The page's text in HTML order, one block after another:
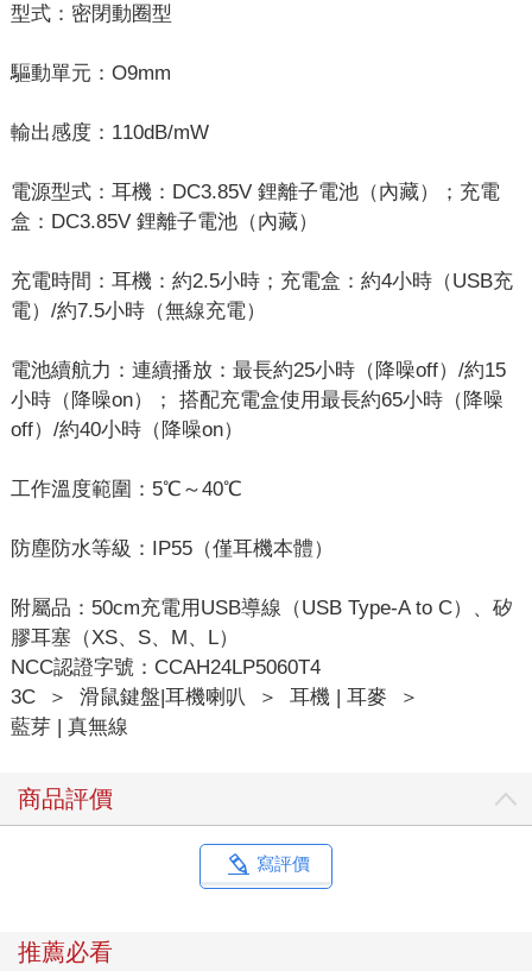
型式：密閉動圈型
驅動單元：O9mm
輸出感度：110dB/mW
電源型式：耳機：DC3.85V 鋰離子電池（內藏）；充電
盒：DC3.85V 鋰離子電池（內藏）
充電時間：耳機：約2.5小時；充電盒：約4小時（USB充
電）/約7.5小時（無線充電）
電池續航力：連續播放：最長約25小時（降噪off）/約15
小時（降噪on）； 搭配充電盒使用最長約65小時（降噪
off）/約40小時（降噪on）
工作溫度範圍：5℃～40℃
防塵防水等級：IP55（僅耳機本體）
附屬品：50cm充電用USB導線（USB Type-A to C）、矽
膠耳塞（XS、S、M、L）
NCC認證字號：CCAH24LP5060T4
3C
＞ 滑鼠鍵盤|耳機喇叭 ＞ 耳機 | 耳麥
＞
藍芽 | 真無線
商品評價
寫評價
推薦必看